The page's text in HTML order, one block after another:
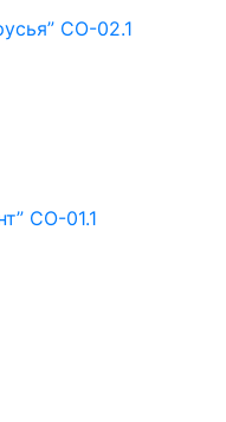
СО-02.1
СО-01.1